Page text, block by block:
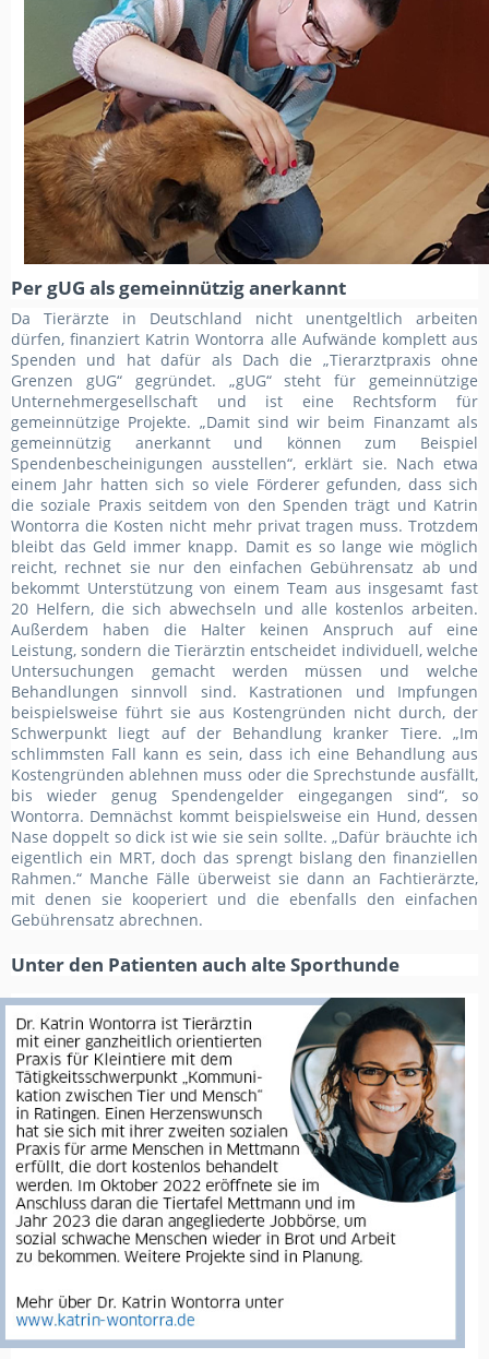
Per gUG als gemeinnützig anerkannt
Da Tierärzte in Deutschland nicht unentgeltlich arbeiten
dürfen, finanziert Katrin Wontorra alle Aufwände komplett aus
Spenden und hat dafür als Dach die „Tierarztpraxis ohne
Grenzen gUG“ gegründet. „gUG“ steht für gemeinnützige
Unternehmergesellschaft und ist eine Rechtsform für
gemeinnützige Projekte. „Damit sind wir beim Finanzamt als
gemeinnützig anerkannt und können zum Beispiel
Spendenbescheinigungen ausstellen“, erklärt sie. Nach etwa
einem Jahr hatten sich so viele Förderer gefunden, dass sich
die soziale Praxis seitdem von den Spenden trägt und Katrin
Wontorra die Kosten nicht mehr privat tragen muss. Trotzdem
bleibt das Geld immer knapp. Damit es so lange wie möglich
reicht, rechnet sie nur den einfachen Gebührensatz ab und
bekommt Unterstützung von einem Team aus insgesamt fast
20 Helfern, die sich abwechseln und alle kostenlos arbeiten.
Außerdem haben die Halter keinen Anspruch auf eine
Leistung, sondern die Tierärztin entscheidet individuell, welche
Untersuchungen gemacht werden müssen und welche
Behandlungen sinnvoll sind. Kastrationen und Impfungen
beispielsweise führt sie aus Kostengründen nicht durch, der
Schwerpunkt liegt auf der Behandlung kranker Tiere. „Im
schlimmsten Fall kann es sein, dass ich eine Behandlung aus
Kostengründen ablehnen muss oder die Sprechstunde ausfällt,
bis wieder genug Spendengelder eingegangen sind“, so
Wontorra. Demnächst kommt beispielsweise ein Hund, dessen
Nase doppelt so dick ist wie sie sein sollte. „Dafür bräuchte ich
eigentlich ein MRT, doch das sprengt bislang den finanziellen
Rahmen.“ Manche Fälle überweist sie dann an Fachtierärzte,
mit denen sie kooperiert und die ebenfalls den einfachen
Gebührensatz abrechnen.
Unter den Patienten auch alte Sporthunde